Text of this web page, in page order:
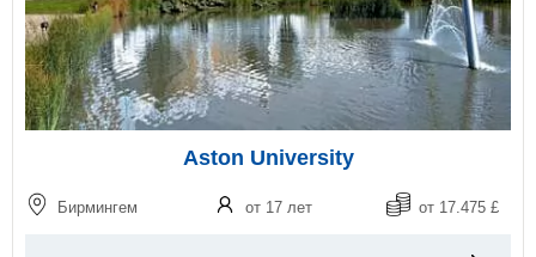
Aston University
Бирмингем от 17 лет от 17.475 £